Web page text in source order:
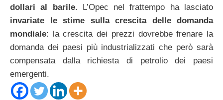
dollari al barile. L’Opec nel frattempo ha lasciato
invariate le stime sulla crescita delle domanda
mondiale: la crescita dei prezzi dovrebbe frenare la
domanda dei paesi più industrializzati che però sarà
compensata dalla richiesta di petrolio dei paesi
emergenti.